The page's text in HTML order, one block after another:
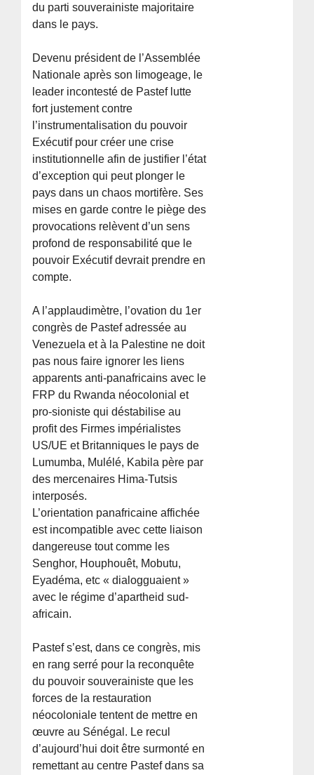
du parti souverainiste majoritaire
dans le pays.
Devenu président de l’Assemblée
Nationale après son limogeage, le
leader incontesté de Pastef lutte
fort justement contre
l’instrumentalisation du pouvoir
Exécutif pour créer une crise
institutionnelle afin de justifier l’état
d’exception qui peut plonger le
pays dans un chaos mortifère. Ses
mises en garde contre le piège des
provocations relèvent d’un sens
profond de responsabilité que le
pouvoir Exécutif devrait prendre en
compte.
A l’applaudimètre, l’ovation du 1er
congrès de Pastef adressée au
Venezuela et à la Palestine ne doit
pas nous faire ignorer les liens
apparents anti-panafricains avec le
FRP du Rwanda néocolonial et
pro-sioniste qui déstabilise au
profit des Firmes impérialistes
US/UE et Britanniques le pays de
Lumumba, Mulélé, Kabila père par
des mercenaires Hima-Tutsis
interposés.
L’orientation panafricaine affichée
est incompatible avec cette liaison
dangereuse tout comme les
Senghor, Houphouêt, Mobutu,
Eyadéma, etc « dialogguaient »
avec le régime d’apartheid sud-
africain.
Pastef s’est, dans ce congrès, mis
en rang serré pour la reconquête
du pouvoir souverainiste que les
forces de la restauration
néocoloniale tentent de mettre en
œuvre au Sénégal. Le recul
d’aujourd’hui doit être surmonté en
remettant au centre Pastef dans sa